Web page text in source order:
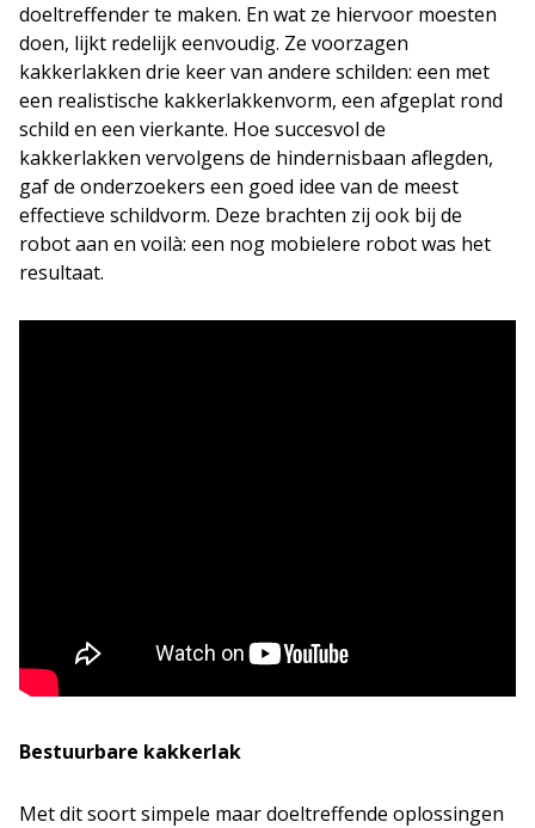
doeltreffender te maken. En wat ze hiervoor moesten
doen, lijkt redelijk eenvoudig. Ze voorzagen
kakkerlakken drie keer van andere schilden: een met
een realistische kakkerlakkenvorm, een afgeplat rond
schild en een vierkante. Hoe succesvol de
kakkerlakken vervolgens de hindernisbaan aflegden,
gaf de onderzoekers een goed idee van de meest
effectieve schildvorm. Deze brachten zij ook bij de
robot aan en voilà: een nog mobielere robot was het
resultaat.
Bestuurbare kakkerlak
Met dit soort simpele maar doeltreffende oplossingen